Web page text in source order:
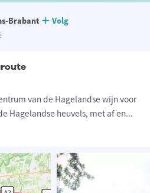
Brabant
Volg
van de Hagelandse wijn voor
Hagelandse heuvels, met af en...